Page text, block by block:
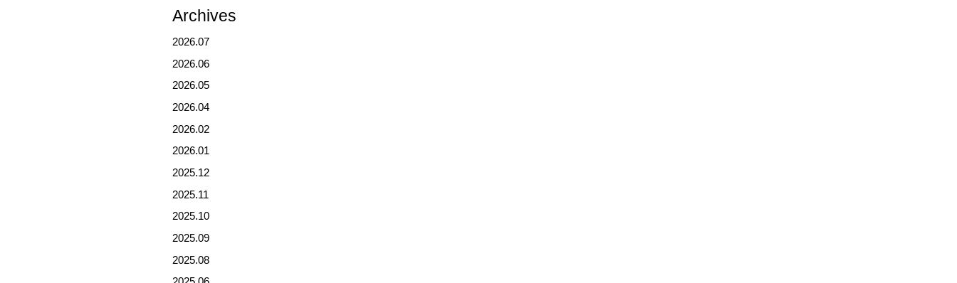
Archives
2026.07
2026.06
2026.05
2026.04
2026.02
2026.01
2025.12
2025.11
2025.10
2025.09
2025.08